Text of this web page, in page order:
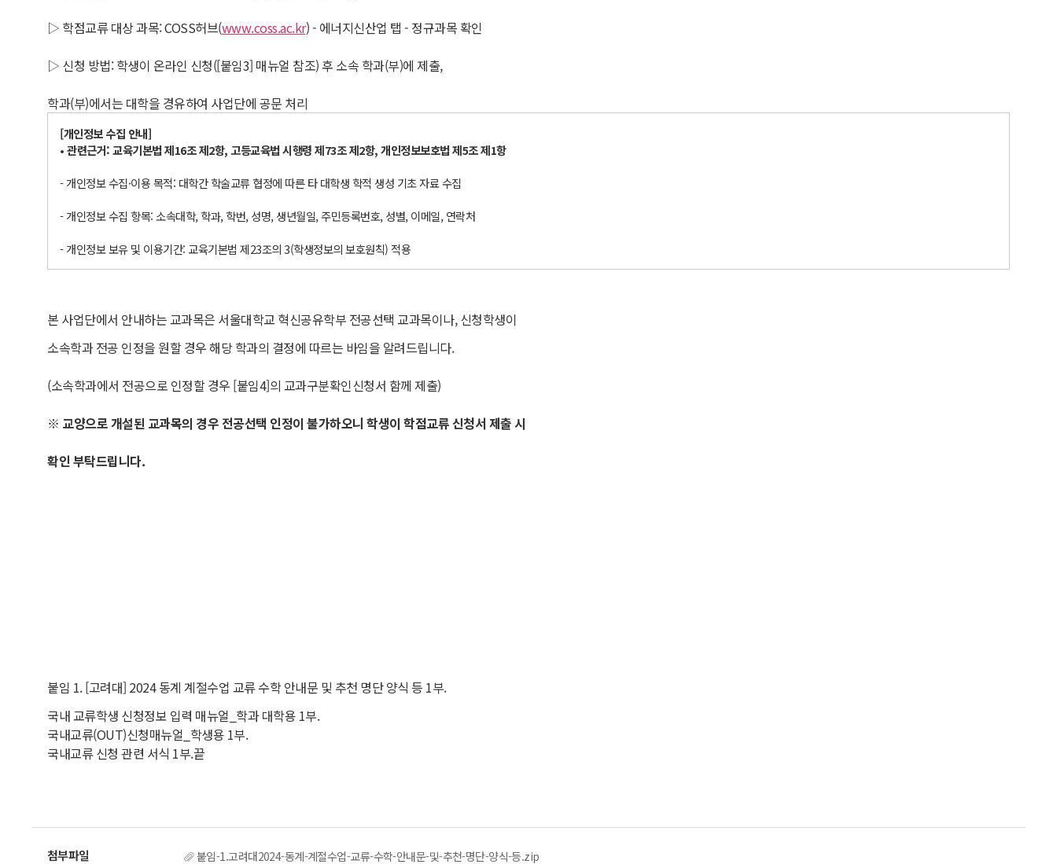
▷ 학점교류 대상 과목: COSS허브(www.coss.ac.kr) - 에너지신산업 탭 - 정규과목 확인
▷ 신청 방법: 학생이 온라인 신청([붙임3] 매뉴얼 참조) 후 소속 학과(부)에 제출,
학과(부)에서는 대학을 경유하여 사업단에 공문 처리
[개인정보 수집 안내]
•관련근거:교육기본법 제16조 제2항,고등교육법 시행령 제73조 제2항,개인정보보호법 제5조 제1항
- 개인정보 수집·이용 목적: 대학간 학술교류 협정에 따른 타 대학생 학적 생성 기초 자료 수집
- 개인정보 수집 항목: 소속대학, 학과, 학번, 성명, 생년월일, 주민등록번호, 성별, 이메일, 연락처
- 개인정보 보유 및 이용기간: 교육기본법 제23조의 3(학생정보의 보호원칙) 적용
본 사업단에서 안내하는 교과목은 서울대학교 혁신공유학부 전공선택 교과목이나, 신청학생이
소속학과 전공 인정을 원할 경우 해당 학과의 결정에 따르는 바임을 알려드립니다.
(소속학과에서 전공으로 인정할 경우 [붙임4]의 교과구분확인신청서 함께 제출)
※ 교양으로 개설된 교과목의 경우 전공선택 인정이 불가하오니 학생이 학점교류 신청서 제출 시
확인 부탁드립니다.
붙임 1. [고려대] 2024 동계 계절수업 교류 수학 안내문 및 추천 명단 양식 등 1부.
국내 교류학생 신청정보 입력 매뉴얼_학과 대학용 1부.
국내교류(OUT)신청매뉴얼_학생용 1부.
국내교류 신청 관련 서식 1부.끝
붙임-1.고려대2024-동계-계절수업-교류-수학-안내문-및-추천-명단-양식-등.zip